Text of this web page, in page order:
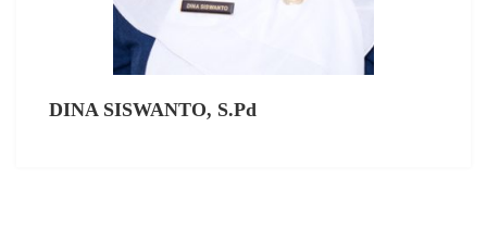
DINA SISWANTO, S.Pd